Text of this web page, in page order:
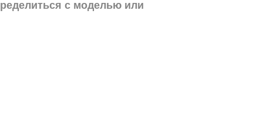
с моделью или